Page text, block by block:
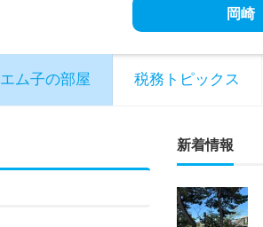
岡崎
エム子の部屋 税務トピックス
新着情報